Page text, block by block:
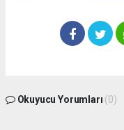
Okuyucu Yorumları (0)